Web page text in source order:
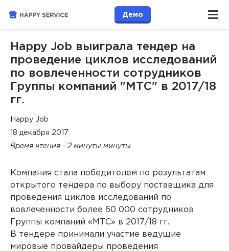
Демо
Happy Job выиграла тендер на
проведение циклов исследований
по вовлеченности сотрудников
Группы компаний "МТС" в 2017/18
гг.
Happy Job
18 декабря 2017
Время чтения - 2 минуты минуты
Компания стала победителем по результатам
открытого тендера по выбору поставщика для
проведения циклов исследований по
вовлеченности более 60 000 сотрудников
Группы компаний «МТС» в 2017/18 гг.
В тендере принимали участие ведущие
мировые провайдеры проведения